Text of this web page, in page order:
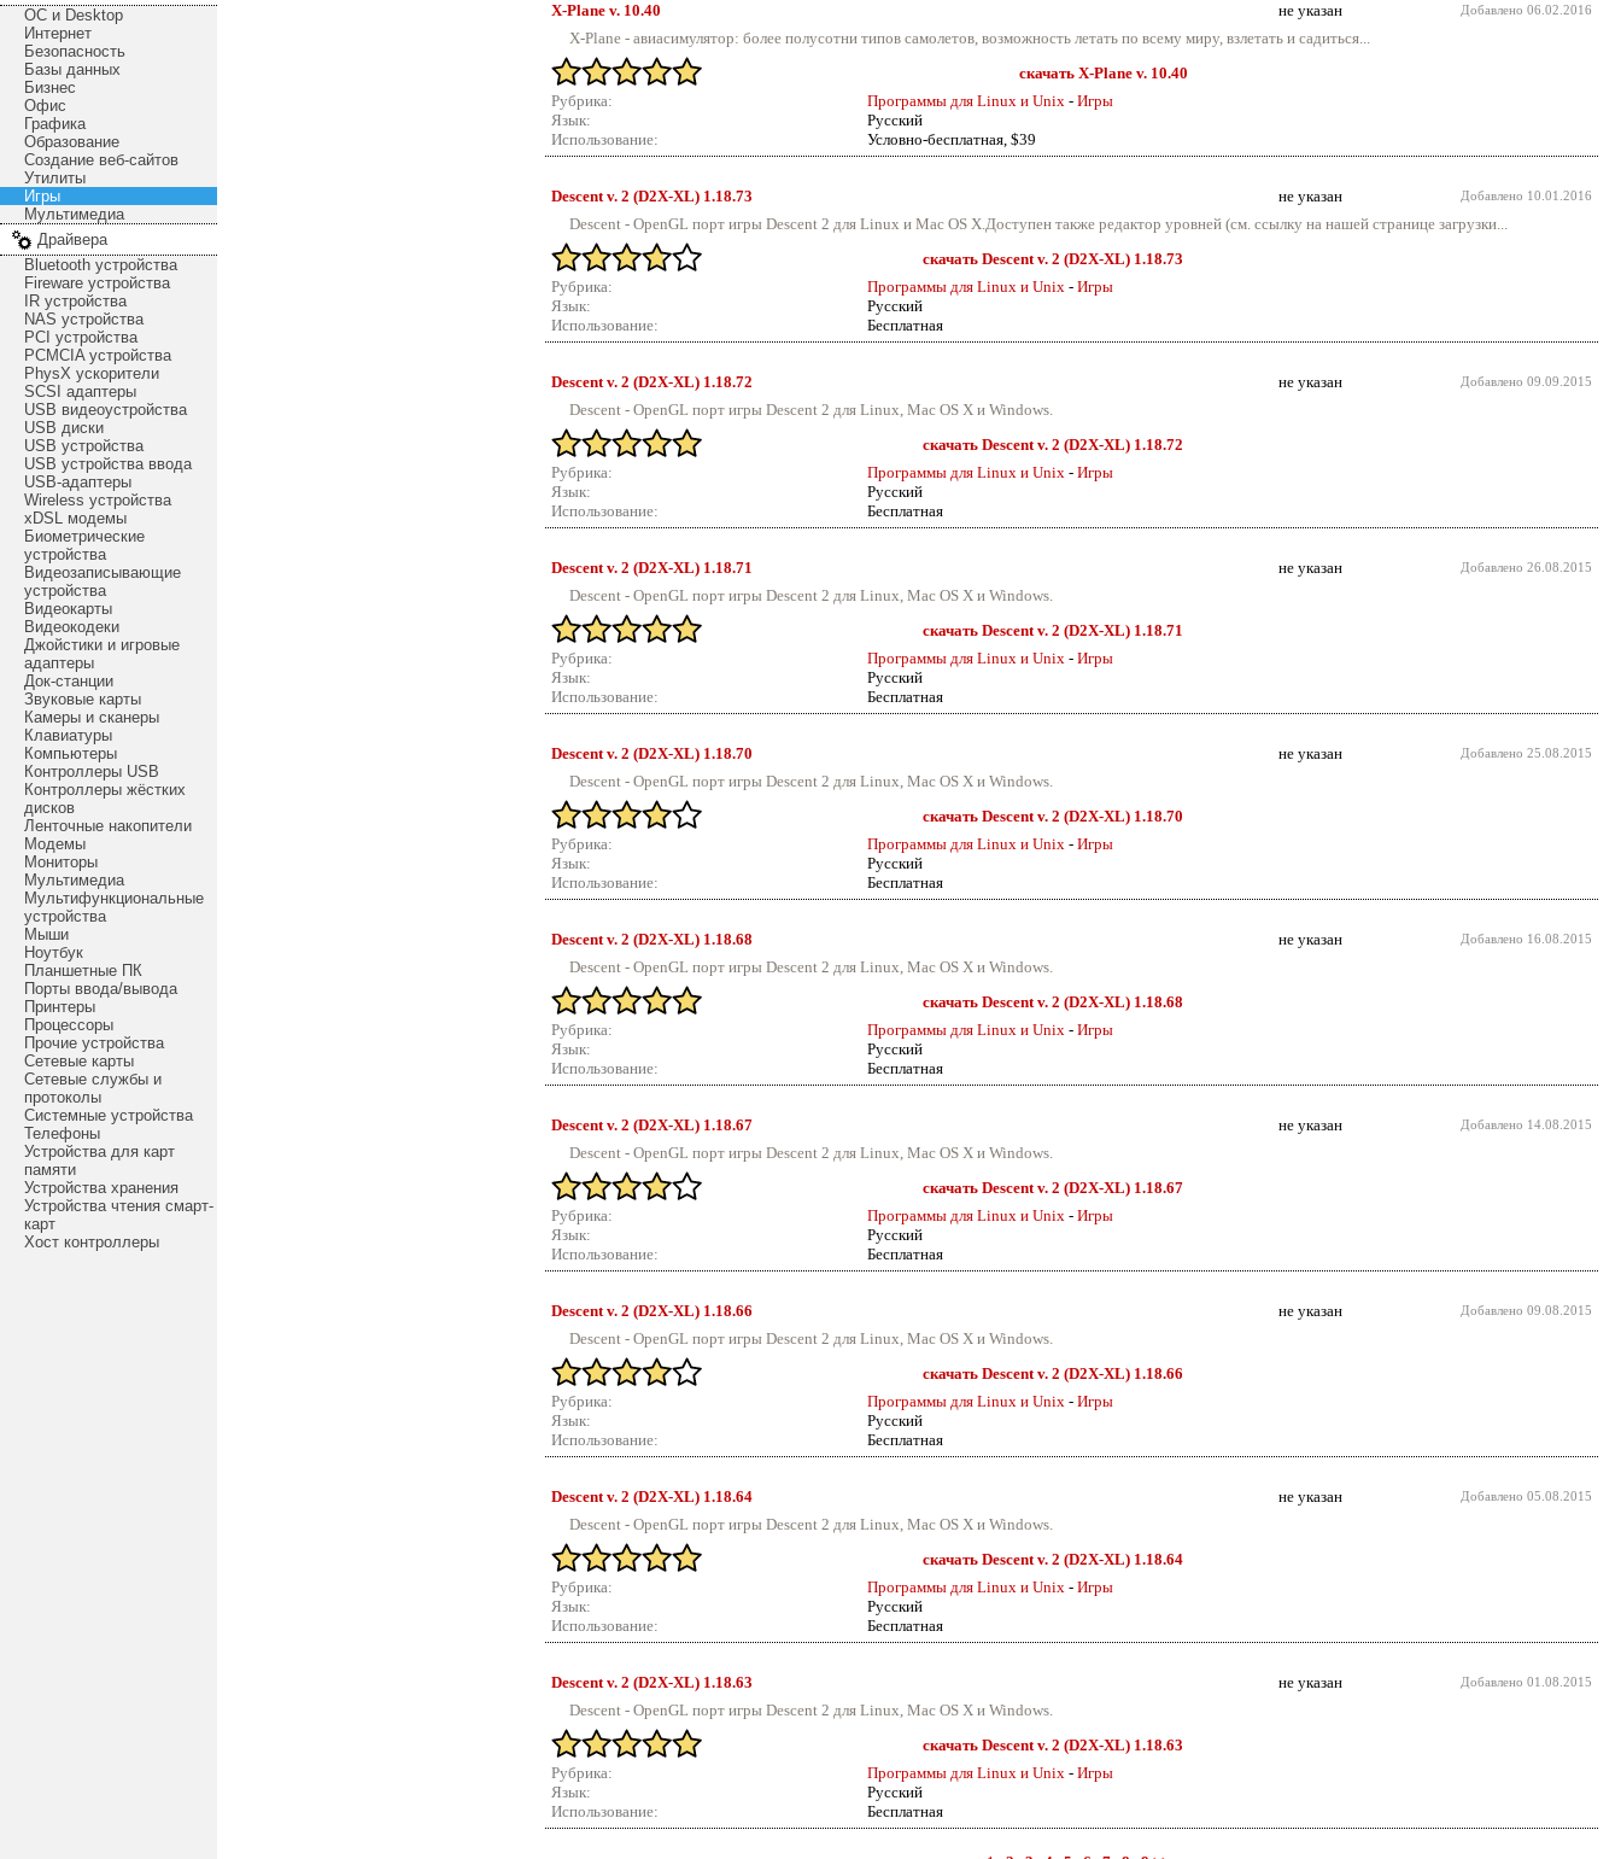
ОС и Desktop
Интернет
Безопасность
Базы данных
Бизнес
Офис
Графика
Образование
Создание веб-сайтов
Утилиты
Игры
Мультимедиа
Драйвера
Bluetooth устройства
Fireware устройства
IR устройства
NAS устройства
PCI устройства
PCMCIA устройства
PhysX ускорители
SCSI адаптеры
USB видеоустройства
USB диски
USB устройства
USB устройства ввода
USB-адаптеры
Wireless устройства
xDSL модемы
Биометрические
устройства
Видеозаписывающие
устройства
Видеокарты
Видеокодеки
Джойстики и игровые
адаптеры
Док-станции
Звуковые карты
Камеры и сканеры
Клавиатуры
Компьютеры
Контроллеры USB
Контроллеры жёстких
дисков
Ленточные накопители
Модемы
Мониторы
Мультимедиа
Мультифункциональные
устройства
Мыши
Ноутбук
Планшетные ПК
Порты ввода/вывода
Принтеры
Процессоры
Прочие устройства
Сетевые карты
Сетевые службы и
протоколы
Системные устройства
Телефоны
Устройства для карт
памяти
Устройства хранения
Устройства чтения смарт-
карт
Хост контроллеры
X-Plane v. 10.40 не указан Добавлено 06.02.2016
X-Plane - авиасимулятор: более полусотни типов самолетов, возможность летать по всему миру, взлетать и садиться...
скачать X-Plane v. 10.40
Рубрика:
Программы для Linux и Unix - Игры
Язык:
Русский
Использование:
Условно-бесплатная, $39
Descent v. 2 (D2X-XL) 1.18.73 не указан Добавлено 10.01.2016
Descent - OpenGL порт игры Descent 2 для Linux и Mac OS X.Доступен также редактор уровней (см. ссылку на нашей странице загрузки...
скачать Descent v. 2 (D2X-XL) 1.18.73
Рубрика:
Программы для Linux и Unix - Игры
Язык:
Русский
Использование:
Бесплатная
Descent v. 2 (D2X-XL) 1.18.72 не указан Добавлено 09.09.2015
Descent - OpenGL порт игры Descent 2 для Linux, Mac OS X и Windows.
скачать Descent v. 2 (D2X-XL) 1.18.72
Рубрика:
Программы для Linux и Unix - Игры
Язык:
Русский
Использование:
Бесплатная
Descent v. 2 (D2X-XL) 1.18.71 не указан Добавлено 26.08.2015
Descent - OpenGL порт игры Descent 2 для Linux, Mac OS X и Windows.
скачать Descent v. 2 (D2X-XL) 1.18.71
Рубрика:
Программы для Linux и Unix - Игры
Язык:
Русский
Использование:
Бесплатная
Descent v. 2 (D2X-XL) 1.18.70 не указан Добавлено 25.08.2015
Descent - OpenGL порт игры Descent 2 для Linux, Mac OS X и Windows.
скачать Descent v. 2 (D2X-XL) 1.18.70
Рубрика:
Программы для Linux и Unix - Игры
Язык:
Русский
Использование:
Бесплатная
Descent v. 2 (D2X-XL) 1.18.68 не указан Добавлено 16.08.2015
Descent - OpenGL порт игры Descent 2 для Linux, Mac OS X и Windows.
скачать Descent v. 2 (D2X-XL) 1.18.68
Рубрика:
Программы для Linux и Unix - Игры
Язык:
Русский
Использование:
Бесплатная
Descent v. 2 (D2X-XL) 1.18.67 не указан Добавлено 14.08.2015
Descent - OpenGL порт игры Descent 2 для Linux, Mac OS X и Windows.
скачать Descent v. 2 (D2X-XL) 1.18.67
Рубрика:
Программы для Linux и Unix - Игры
Язык:
Русский
Использование:
Бесплатная
Descent v. 2 (D2X-XL) 1.18.66 не указан Добавлено 09.08.2015
Descent - OpenGL порт игры Descent 2 для Linux, Mac OS X и Windows.
скачать Descent v. 2 (D2X-XL) 1.18.66
Рубрика:
Программы для Linux и Unix - Игры
Язык:
Русский
Использование:
Бесплатная
Descent v. 2 (D2X-XL) 1.18.64 не указан Добавлено 05.08.2015
Descent - OpenGL порт игры Descent 2 для Linux, Mac OS X и Windows.
скачать Descent v. 2 (D2X-XL) 1.18.64
Рубрика:
Программы для Linux и Unix - Игры
Язык:
Русский
Использование:
Бесплатная
Descent v. 2 (D2X-XL) 1.18.63 не указан Добавлено 01.08.2015
Descent - OpenGL порт игры Descent 2 для Linux, Mac OS X и Windows.
скачать Descent v. 2 (D2X-XL) 1.18.63
Рубрика:
Программы для Linux и Unix - Игры
Язык:
Русский
Использование:
Бесплатная